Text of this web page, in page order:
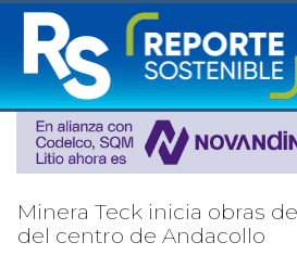
Minera Teck inicia obras
del centro de Andacollo